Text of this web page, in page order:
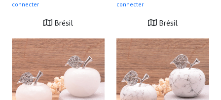
connecter
Brésil
connecter
Brésil